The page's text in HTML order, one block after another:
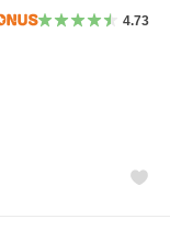
4.73